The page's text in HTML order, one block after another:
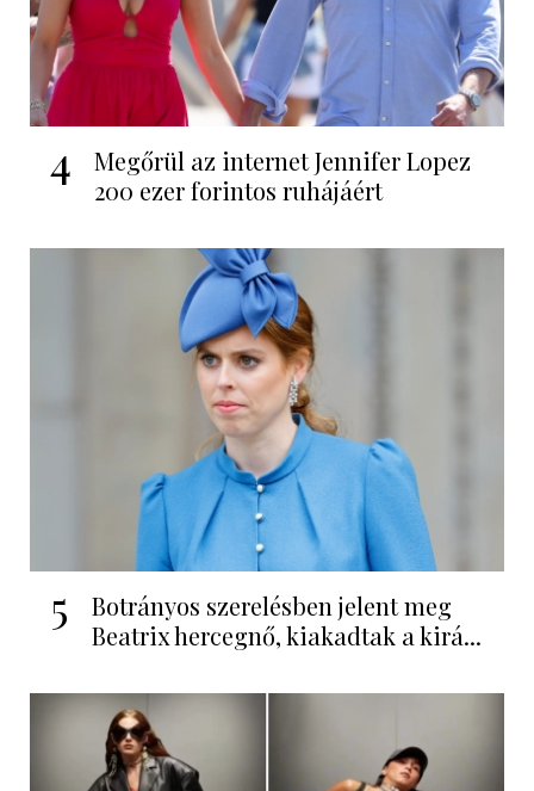
4
Megőrül az internet Jennifer Lopez
200 ezer forintos ruhájáért
5
Botrányos szerelésben jelent meg
Beatrix hercegnő, kiakadtak a kirá...